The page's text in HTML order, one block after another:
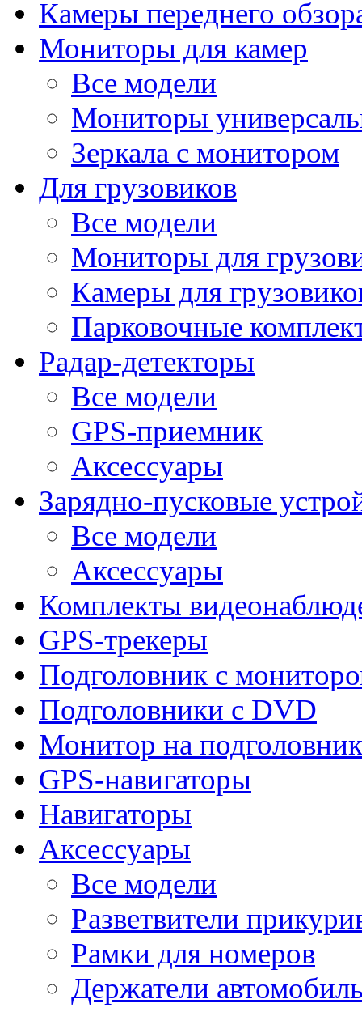
Камеры переднего
Мониторы для камер
Все модели
Мониторы
Зеркала с монитором
Для грузовиков
Все модели
Мониторы для
Камеры для
Парковочные
Радар-детекторы
Все модели
GPS-приемник
Аксессуары
Зарядно-пусковые
Все модели
Аксессуары
Комплекты
GPS-трекеры
Подголовник с
Подголовники с DVD
Монитор на подголовник
GPS-навигаторы
Навигаторы
Аксессуары
Все модели
Разветвители
Рамки для номеров
Держатели